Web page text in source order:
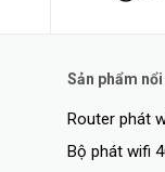
Sản phẩm
Router phát
Bộ phát wifi